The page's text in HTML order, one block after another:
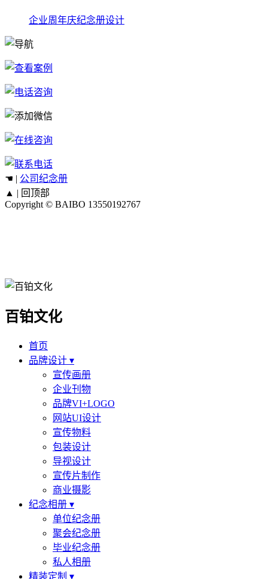
企业周年庆纪念册设计
☚ | 公司纪念册
▲ | 回顶部
Copyright © BAIBO 13550192767
百铂文化
首页
品牌设计 ▾
宣传画册
企业刊物
品牌VI+LOGO
网站UI设计
宣传物料
包装设计
导视设计
宣传片制作
商业摄影
纪念相册 ▾
单位纪念册
聚会纪念册
毕业纪念册
私人相册
精装定制 ▾